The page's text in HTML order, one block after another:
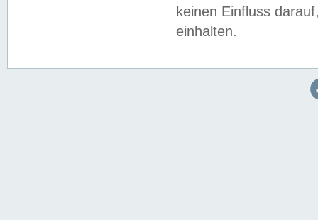
keinen Einfluss
einhalten.